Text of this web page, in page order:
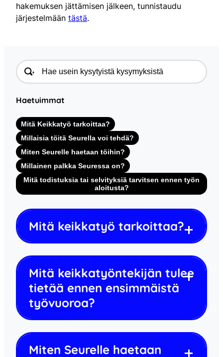
hakemuksen jättämisen jälkeen, tunnistaudu
järjestelmään tästä.
Haetuimmat
Mitä Keikkatyö tarkoittaa?
Millaisia töitä Seurella voi tehdä?
Miten Seurelle haetaan töihin?
Millainen palkka Seuressa on?
Mitä todistuksia tai selvityksiä tarvitsen ennen työn
aloitusta?
Mitä keikkatyö tarkoittaa?
Mitä keikkatyöntekijän tulee
tietää ennen ensimmäistä
työvuoroa?
Miten Seurelle haetaan